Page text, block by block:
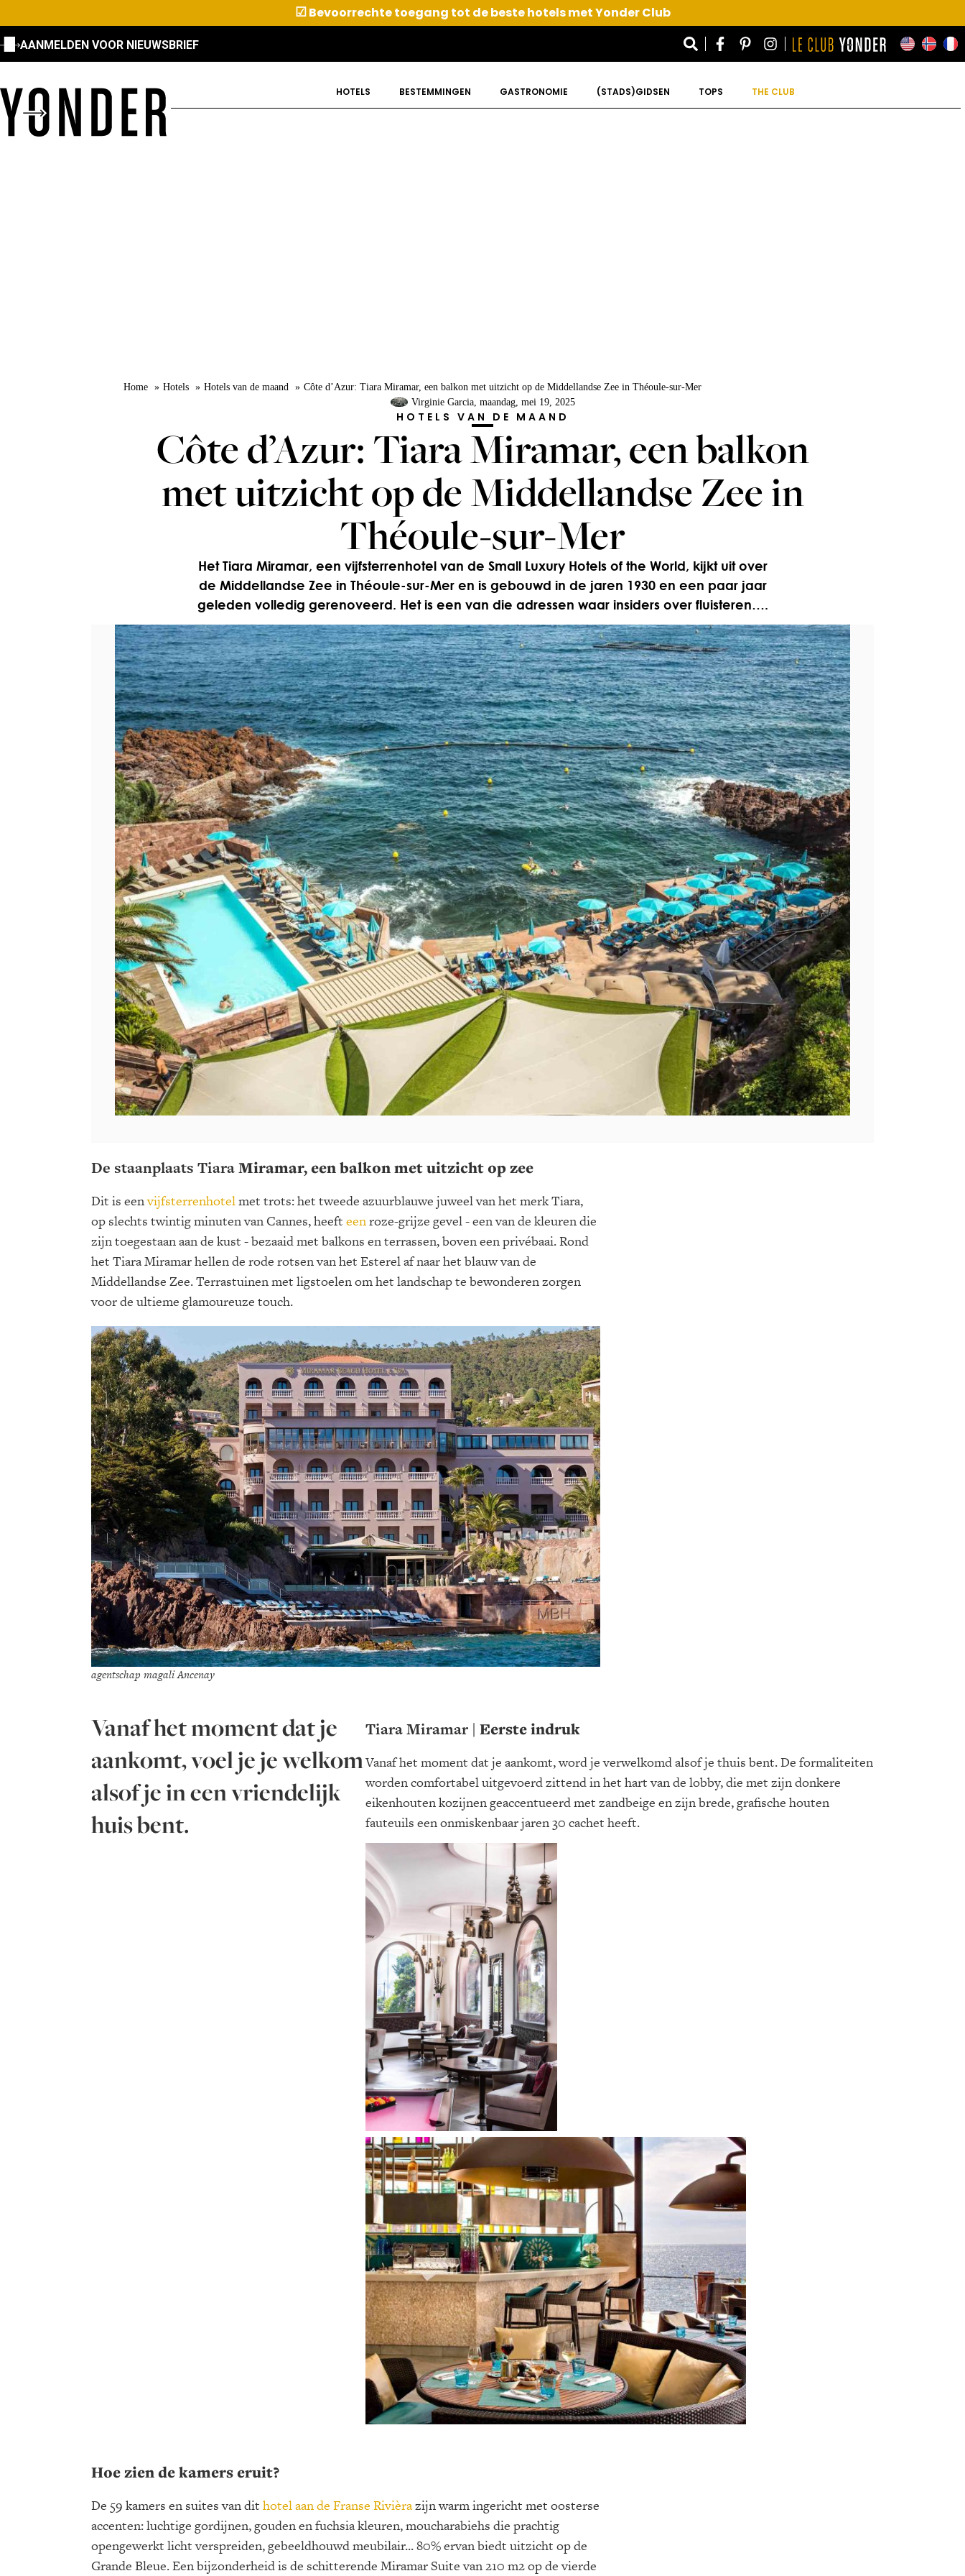
☑Bevoorrechte toegang tot de beste hotels met Yonder Club
AANMELDEN VOOR NIEUWSBRIEF
HOTELS BESTEMMINGEN GASTRONOMIE (STADS)GIDSEN TOPS THE CLUB
Home Hotels Hotels van de maand
Côte d’Azur: Tiara Miramar, een balkon met uitzicht op de Middellandse Zee in Théoule-sur-Mer
Virginie Garcia, maandag, mei 19, 2025
HOTELS VAN DE MAAND
Côte d’Azur: Tiara Miramar, een balkon
met uitzicht op de Middellandse Zee in
Théoule-sur-Mer
Het Tiara Miramar, een vijfsterrenhotel van de Small Luxury Hotels of the World, kijkt uit over
de Middellandse Zee in Théoule-sur-Mer en is gebouwd in de jaren 1930 en een paar jaar
geleden volledig gerenoveerd. Het is een van die adressen waar insiders over fluisteren….
De staanplaats TiaraMiramar, een balkon met uitzicht op zee
Dit is eenvijfsterrenhotelmet trots: het tweede azuurblauwe juweel van het merk Tiara,
op slechts twintig minuten van Cannes, heeft eenroze-grijze gevel - een van de kleuren die
zijn toegestaan aan de kust - bezaaid met balkons en terrassen, boven een privébaai. Rond
het Tiara Miramar hellen de rode rotsen van het Esterel af naar het blauw van de
Middellandse Zee. Terrastuinen met ligstoelen om het landschap te bewonderen zorgen
voor de ultieme glamoureuze touch.
agentschap magali Ancenay
Tiara Miramar | Eerste indruk
Vanaf het moment dat je aankomt, word je verwelkomd alsof je thuis bent. De formaliteiten
worden comfortabel uitgevoerd zittend in het hart van de lobby, die met zijn donkere
eikenhouten kozijnen geaccentueerd met zandbeige en zijn brede, grafische houten
fauteuils een onmiskenbaar jaren 30 cachet heeft.
Vanaf het moment dat je
aankomt, voel je je welkom
alsof je in een vriendelijk
huis bent.
Hoe zien de kamers eruit?
De 59 kamers en suites van dit hotel aan de Franse Rivièrazijn warm ingericht met oosterse
accenten: luchtige gordijnen, gouden en fuchsia kleuren, moucharabiehs die prachtig
opengewerkt licht verspreiden, gebeeldhouwd meubilair... 80% ervan biedt uitzicht op de
Grande Bleue. Een bijzonderheid is de schitterende Miramar Suite van 210 m2 op de vierde